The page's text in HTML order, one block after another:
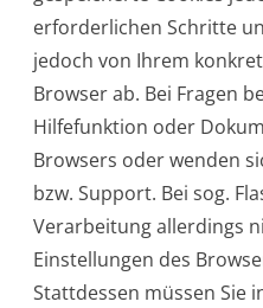
erforderlichen Schritte
jedoch von Ihrem
Browser ab. Bei Fragen
Hilfefunktion oder
Browsers oder wenden
bzw. Support. Bei sog.
Verarbeitung allerdings
Einstellungen des
Stattdessen müssen Sie